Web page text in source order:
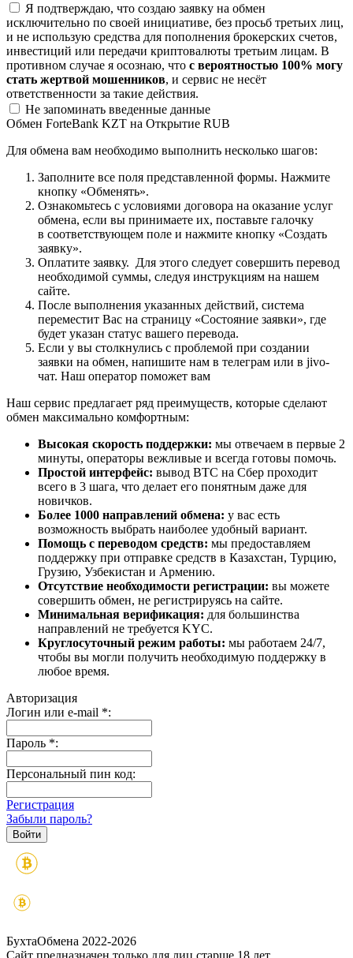
Я подтверждаю, что создаю заявку на обмен
исключительно по своей инициативе, без просьб третьих лиц,
и не использую средства для пополнения брокерских счетов,
инвестиций или передачи криптовалюты третьим лицам. В
противном случае я осознаю, что с вероятностью 100% могу
стать жертвой мошенников, и сервис не несёт
ответственности за такие действия.
Не запоминать введенные данные
Обмен ForteBank KZT на Открытие RUB
Для обмена вам необходимо выполнить несколько шагов:
Заполните все поля представленной формы. Нажмите
кнопку «Обменять».
Ознакомьтесь с условиями договора на оказание услуг
обмена, если вы принимаете их, поставьте галочку
в соответствующем поле и нажмите кнопку «Создать
заявку».
Оплатите заявку. Для этого следует совершить перевод
необходимой суммы, следуя инструкциям на нашем
сайте.
После выполнения указанных действий, система
переместит Вас на страницу «Состояние заявки», где
будет указан статус вашего перевода.
Если у вы столкнулись с проблемой при создании
заявки на обмен, напишите нам в телеграм или в jivo-
чат. Наш оператор поможет вам
Наш сервис предлагает ряд преимуществ, которые сделают
обмен максимально комфортным:
Высокая скорость поддержки: мы отвечаем в первые 2
минуты, операторы вежливые и всегда готовы помочь.
Простой интерфейс: вывод BTC на Сбер проходит
всего в 3 шага, что делает его понятным даже для
новичков.
Более 1000 направлений обмена: у вас есть
возможность выбрать наиболее удобный вариант.
Помощь с переводом средств: мы предоставляем
поддержку при отправке средств в Казахстан, Турцию,
Грузию, Узбекистан и Армению.
Отсутствие необходимости регистрации: вы можете
совершить обмен, не регистрируясь на сайте.
Минимальная верификация: для большинства
направлений не требуется KYC.
Круглосуточный режим работы: мы работаем 24/7,
чтобы вы могли получить необходимую поддержку в
любое время.
Авторизация
Логин или e-mail *:
Пароль *:
Персональный пин код:
Регистрация
Забыли пароль?
БухтаОбмена 2022-2026
Сайт предназначен только для лиц старше 18 лет